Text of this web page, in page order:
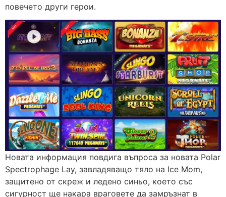
повечето други герои.
Новата информация повдига въпроса за новата Polar
Spectrophage Lay, завладяващо тяло на Ice Mom,
защитено от скреж и ледено синьо, което със
сигурност ще накара враговете да замръзнат в